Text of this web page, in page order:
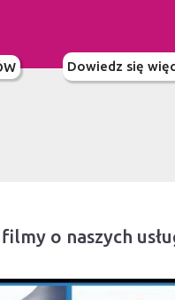
Dowiedz się
o naszych